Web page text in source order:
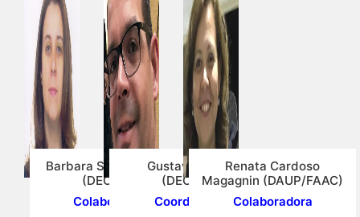
Barbara Stolte Bezerra
(DEC/FEB)
Colaboradora
Gustavo Garcia
(DEC/FEB)
Coordenador
Renata Cardoso
Magagnin (DAUP/FAAC)
Colaboradora